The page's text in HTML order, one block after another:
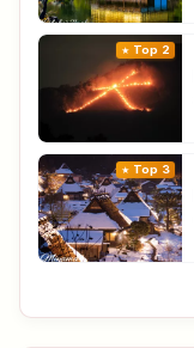
Top 2
Top 3